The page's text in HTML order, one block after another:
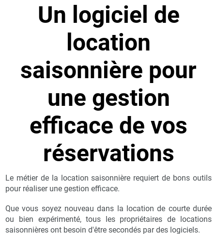
Un logiciel de
location
saisonnière pour
une gestion
efficace de vos
réservations
Le métier de la location saisonnière requiert de bons outils
pour réaliser une gestion efficace.
Que vous soyez nouveau dans la location de courte durée
ou bien expérimenté, tous les propriétaires de locations
saisonnières ont besoin d'être secondés par des logiciels.